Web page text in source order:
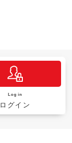
Log in
ログイン